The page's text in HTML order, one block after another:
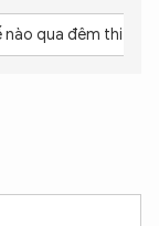
qua đêm thi?